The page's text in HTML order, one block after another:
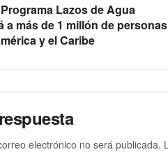
Lazos de Agua
a más de 1 millón de personas
y el Caribe
electrónico no será publicada.